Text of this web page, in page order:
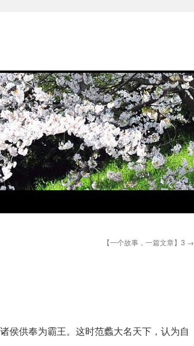
【一个故事，一篇文章】3 →
侯供奉为霸王。这时范蠡大名天下，认为自